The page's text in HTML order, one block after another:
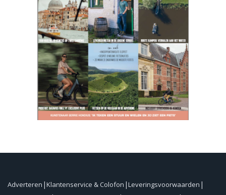
Adverteren Klantenservice & Colofon Leveringsvoorwaarden